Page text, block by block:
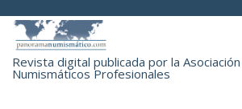
Revista digital publicada por la
Numismáticos Profesionales